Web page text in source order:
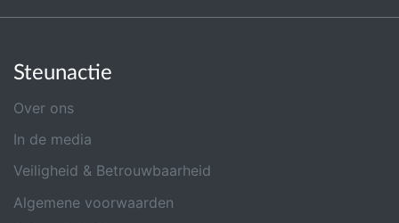
Steunactie
Over ons
In de media
Veiligheid & Betrouwbaarheid
Algemene voorwaarden